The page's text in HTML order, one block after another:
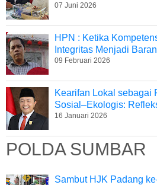
07 Juni 2026
HPN : Ketika
Integritas Menjadi
09 Februari 2026
Kearifan Lokal sebagai
Sosial–Ekologis:
16 Januari 2026
POLDA SUMBAR
Sambut HJK Padang